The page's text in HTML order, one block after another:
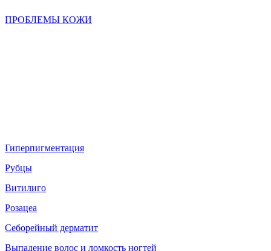
ПРОБЛЕМЫ КОЖИ
Гиперпигментация
Рубцы
Витилиго
Розацеа
Себорейный дерматит
Выпадение волос и ломкость ногтей